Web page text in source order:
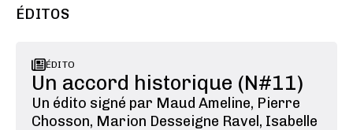
ÉDITOS
ÉDITO
Un accord historique (N#11)
Un édito signé par Maud Ameline, Pierre
Chosson, Marion Desseigne Ravel, Isabelle